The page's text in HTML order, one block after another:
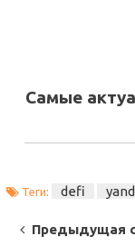
Самые
Теги: defi
Post
Предыдущая